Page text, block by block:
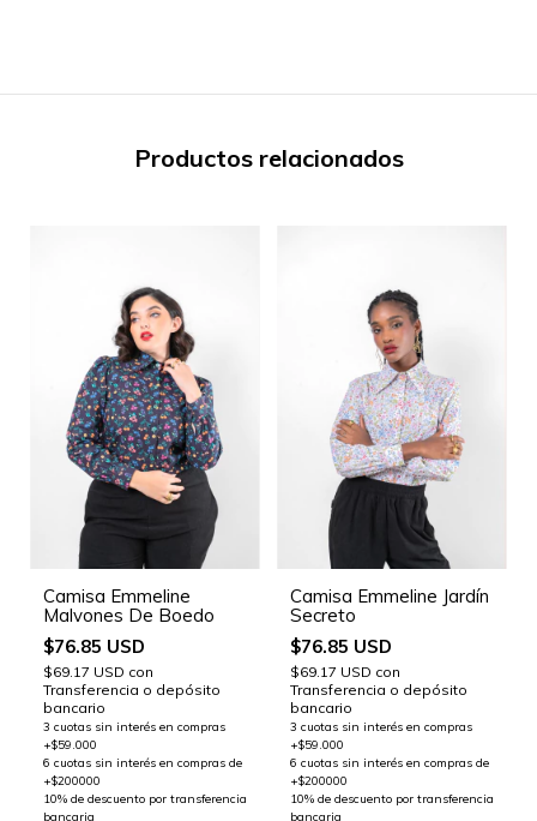
Productos relacionados
Camisa Emmeline
Malvones De Boedo
$76.85 USD
$69.17 USD con
Transferencia o depósito
bancario
Camisa Emmeline Jardín
Secreto
$76.85 USD
$69.17 USD con
Transferencia o depósito
bancario